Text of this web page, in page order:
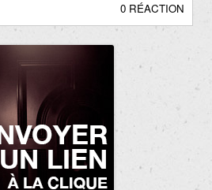
0 RÉACTION